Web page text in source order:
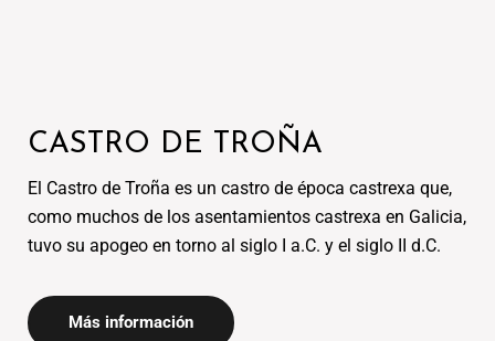
CASTRO DE TROÑA
El Castro de Troña es un castro de época castrexa que,
como muchos de los asentamientos castrexa en Galicia,
Más información